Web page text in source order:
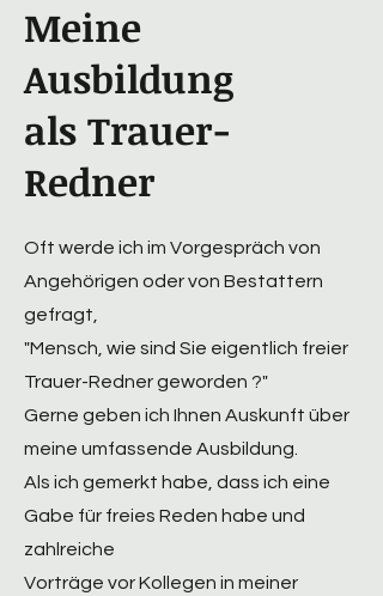
Meine
Ausbildung
als Trauer-
Redner
Oft werde ich im Vorgespräch von
Angehörigen oder von Bestattern
gefragt,
"Mensch, wie sind Sie eigentlich freier
Trauer-Redner geworden ?"
Gerne geben ich Ihnen Auskunft über
meine umfassende Ausbildung.
Als ich gemerkt habe, dass ich eine
Gabe für freies Reden habe und
zahlreiche
Vorträge vor Kollegen in meiner